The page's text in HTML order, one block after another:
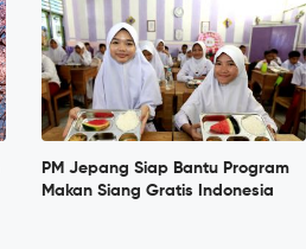
PM Jepang Siap Bantu Program
Makan Siang Gratis Indonesia